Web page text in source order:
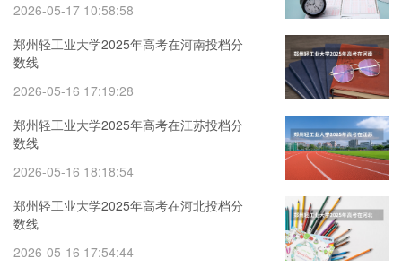
2026-05-17 10:58:58
郑州轻工业大学2025年高考在河南投档分
数线
2026-05-16 17:19:28
郑州轻工业大学2025年高考在江苏投档分
数线
2026-05-16 18:18:54
郑州轻工业大学2025年高考在河北投档分
数线
2026-05-16 17:54:44